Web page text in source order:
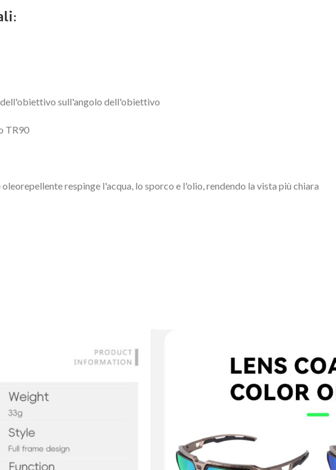
dell'obiettivo sull'angolo dell'obiettivo
TR90
respinge l'acqua, lo sporco e l'olio, rendendo la vista più chiara